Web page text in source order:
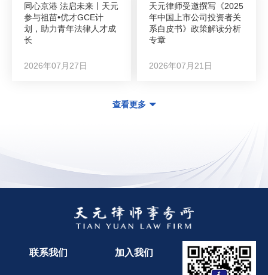
同心京港 法启未来丨天元
参与祖苗•优才GCE计
划，助力青年法律人才成
长
2026年07月27日
天元律师受邀撰写《2025
年中国上市公司投资者关
系白皮书》政策解读分析
专章
2026年07月21日
查看更多
联系我们 加入我们